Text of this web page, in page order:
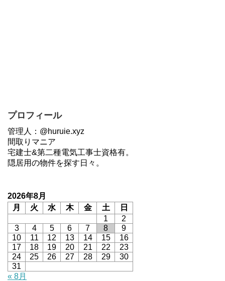
プロフィール
管理人：@huruie.xyz
間取りマニア
宅建士&第二種電気工事士資格有。
隠居用の物件を探す日々。
2026年8月
月
火 水 木 金 土
日
1
2
3
4 5 6 7 8
9
10
11 12 13 14 15
16
17
18 19 20 21 22
23
24
25 26 27 28 29
30
31
« 8月